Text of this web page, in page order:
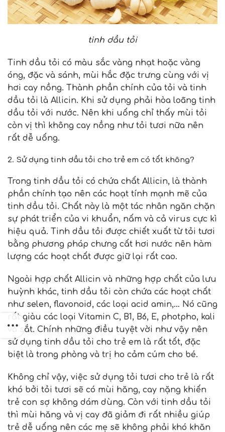
tinh dầu tỏi
Tinh dầu tỏi có màu sắc vàng nhạt hoặc vàng
óng, đặc và sánh, mùi hắc đặc trưng cùng với vị
hơi cay nồng. Thành phần chính của tỏi và tinh
dầu tỏi là Allicin. Khi sử dụng phải hòa loãng tinh
dầu tỏi với nước. Nên khi uống chỉ thấy mùi tỏi
còn vị thì không cay nồng như tỏi tươi nữa nên
rất dễ uống.
2. Sử dụng tinh dầu tỏi cho trẻ em có tốt không?
Trong tinh dầu tỏi có chứa chất Allicin, là thành
phần chính tạo nên các hoạt tính mạnh mẽ của
tinh dầu tỏi. Chất này là một tác nhân ngăn chặn
sự phát triển của vi khuẩn, nấm và cả virus cực kì
hiệu quả. Tinh dầu tỏi được chiết xuất từ tỏi tươi
bằng phương pháp chưng cất hơi nước nên hàm
lượng các hoạt chất được giữ lại rất cao.
Ngoài hợp chất Allicin và những hợp chất của lưu
huỳnh khác, tinh dầu tỏi còn chứa các hoạt chất
như selen, flavonoid, các loại acid amin,… Nó cũng
rất giàu các loại Vitamin C, B1, B6, E, photpho, kali
và sắt. Chính những điều tuyệt vời như vậy nên
sử dụng tinh dầu tỏi cho trẻ em là rất tốt, đặc
biệt là trong phòng và trị ho cảm cúm cho bé.
Không chỉ vậy, việc sử dụng tỏi tươi cho trẻ là rất
khó bởi tỏi tươi sẽ có mùi hăng, cay nặng khiến
trẻ con sợ không dám dùng. Còn với tinh dầu tỏi
thì mùi hăng và vị cay đã giảm đi rất nhiều giúp
trẻ dễ uống nên các mẹ sẽ không phải khó khăn